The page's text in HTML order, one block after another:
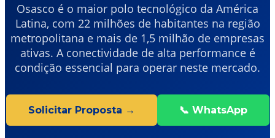
Osasco é o maior polo tecnológico da América
Latina, com 22 milhões de habitantes na região
metropolitana e mais de 1,5 milhão de empresas
ativas. A conectividade de alta performance é
condição essencial para operar neste mercado.
Solicitar Proposta → 📞 WhatsApp